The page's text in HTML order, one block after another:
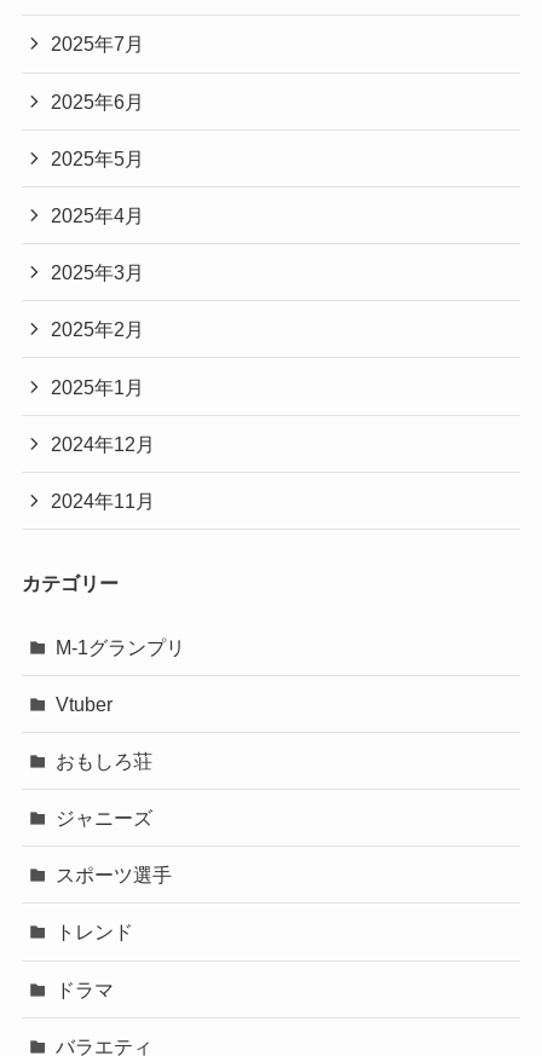
2025年7月
2025年6月
2025年5月
2025年4月
2025年3月
2025年2月
2025年1月
2024年12月
2024年11月
カテゴリー
M-1グランプリ
Vtuber
おもしろ荘
ジャニーズ
スポーツ選手
トレンド
ドラマ
バラエティ